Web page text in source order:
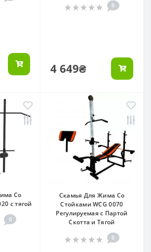
0
4 649₴
Со
с тягой
0
Скамья Для Жима Со
Стойками WCG 0070
Регулируемая с Партой
Скотта и Тягой
0